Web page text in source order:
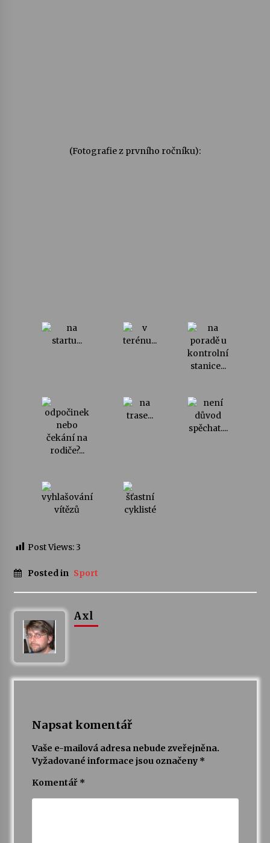
(Fotografie z prvního ročníku):
Post Views:3
Posted in Sport
Axl
Napsat komentář
Vaše e-mailová adresa nebude zveřejněna.
Vyžadované informace jsou označeny *
Komentář *